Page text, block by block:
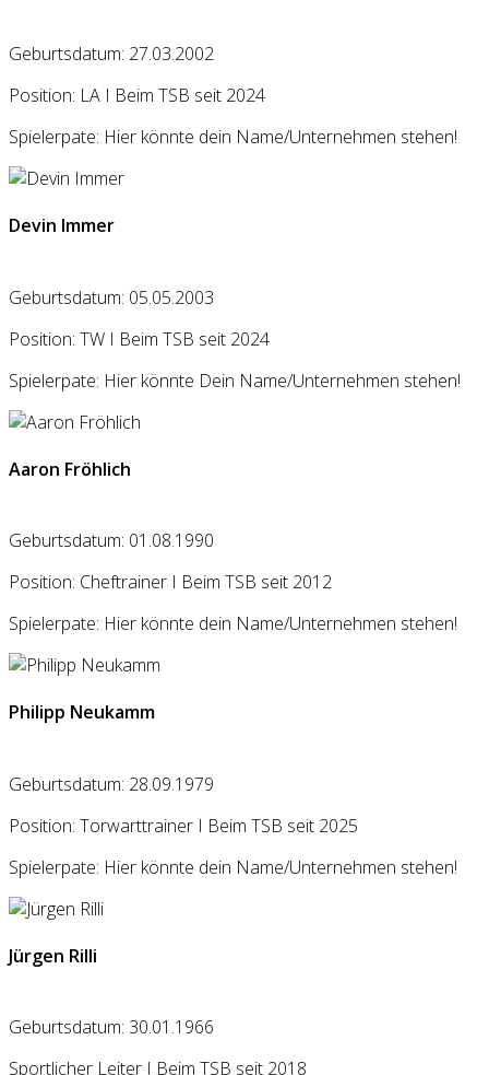
Geburtsdatum: 27.03.2002
Position: LA I Beim TSB seit 2024
Spielerpate: Hier könnte dein Name/Unternehmen stehen!
Devin Immer
Geburtsdatum: 05.05.2003
Position: TW I Beim TSB seit 2024
Spielerpate: Hier könnte Dein Name/Unternehmen stehen!
Aaron Fröhlich
Geburtsdatum: 01.08.1990
Position: Cheftrainer I Beim TSB seit 2012
Spielerpate: Hier könnte dein Name/Unternehmen stehen!
Philipp Neukamm
Geburtsdatum: 28.09.1979
Position: Torwarttrainer I Beim TSB seit 2025
Spielerpate: Hier könnte dein Name/Unternehmen stehen!
Jürgen Rilli
Geburtsdatum: 30.01.1966
Sportlicher Leiter I Beim TSB seit 2018